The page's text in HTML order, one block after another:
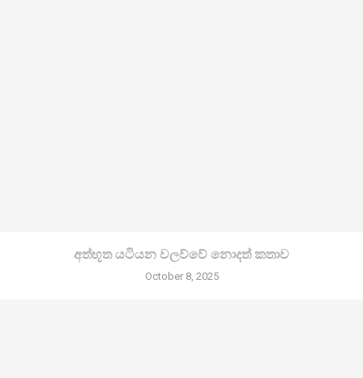
අත්භූත යටියන වලව්වේ නොදත් කතාව
October 8, 2025